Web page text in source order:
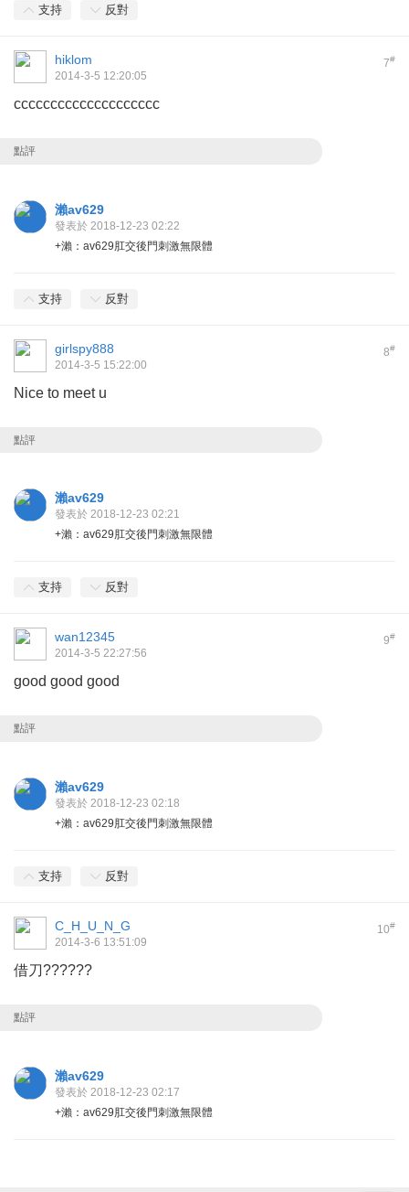
支持 反對
7#
hiklom
2014-3-5 12:20:05
cccccccccccccccccccc
點評
瀨av629
發表於 2018-12-23 02:22
+瀨：av629肛交後門刺激無限體
支持 反對
8#
girlspy888
2014-3-5 15:22:00
Nice to meet u
點評
瀨av629
發表於 2018-12-23 02:21
+瀨：av629肛交後門刺激無限體
支持 反對
9#
wan12345
2014-3-5 22:27:56
good good good
點評
瀨av629
發表於 2018-12-23 02:18
+瀨：av629肛交後門刺激無限體
支持 反對
10#
C_H_U_N_G
2014-3-6 13:51:09
借刀??????
點評
瀨av629
發表於 2018-12-23 02:17
+瀨：av629肛交後門刺激無限體